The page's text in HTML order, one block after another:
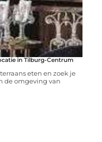
in Tilburg-Centrum
eten en zoek je
de omgeving van